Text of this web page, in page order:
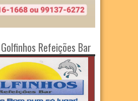
Refeições Bar